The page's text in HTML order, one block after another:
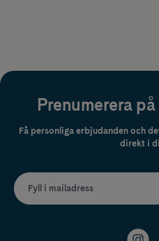
Prenumerera
Få personliga erbjudanden och
direkt i
Fyll i mailadress